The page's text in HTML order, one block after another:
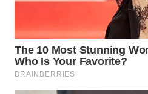
WN
TAPANULI